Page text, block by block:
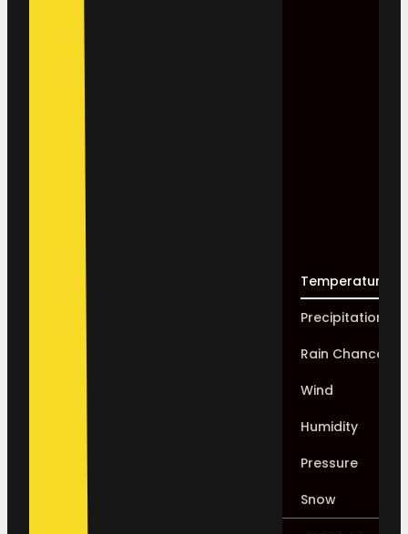
Temperature
Precipitation
Rain Chance
Wind
Humidity
Pressure
Snow